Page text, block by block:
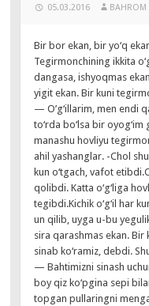
05.03.2016 BAHROM
Bir bor ekan, bir yo‘q
Tegirmonchining ikkita
dangasa, ishyoqmas
yigit ekan. Bir kuni
— O’g‘illarim, men endi
to‘rda bo‘lsa bir
manashu hovliyu
ahil yashanglar. -Chol
kun o‘tgach, vafot
qolibdi. Katta o‘g‘liga
tegibdi.Kichik o‘g‘il har
un qilib, uyga u-bu
sira qarashmas ekan. Bir
sinab ko‘ramiz, debdi.
— Bahtimizni sinash
boy qiz ko‘pgina sepi
topgan pullaringni